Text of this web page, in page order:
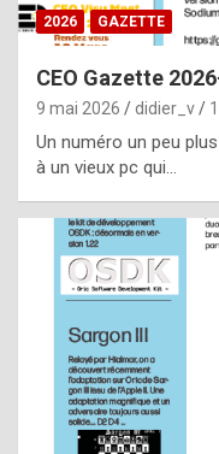
2026 GAZETTE
CEO Gazette
9 mai 2026 didier_v
Un numéro un peu
à un vieux pc qui…